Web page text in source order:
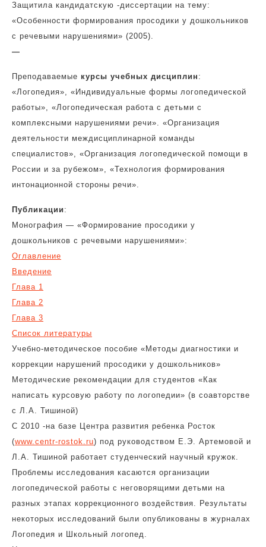
Защитила кандидатскую -диссертации на тему:
«Особенности формирования просодики у дошкольников
с речевыми нарушениями» (2005).
—
Преподаваемые курсы учебных дисциплин :
«Логопедия», «Индивидуальные формы логопедической
работы», «Логопедическая работа с детьми с
комплексными нарушениями речи». «Организация
деятельности междисциплинарной команды
специалистов», «Организация логопедической помощи в
России и за рубежом», «Технология формирования
интонационной стороны речи».
Публикации :
Монография — «Формирование просодики у
дошкольников с речевыми нарушениями»:
Оглавление
Введение
Глава 1
Глава 2
Глава 3
Список литературы
Учебно-методическое пособие «Методы диагностики и
коррекции нарушений просодики у дошкольников»
Методические рекомендации для студентов «Как
написать курсовую работу по логопедии» (в соавторстве
с Л.А. Тишиной)
С 2010 -на базе Центра развития ребенка Росток
(www.centr-rostok.ru) под руководством Е.Э. Артемовой и
Л.А. Тишиной работает студенческий научный кружок.
Проблемы исследования касаются организации
логопедической работы с неговорящими детьми на
разных этапах коррекционного воздействия. Результаты
некоторых исследований были опубликованы в журналах
Логопедия и Школьный логопед.